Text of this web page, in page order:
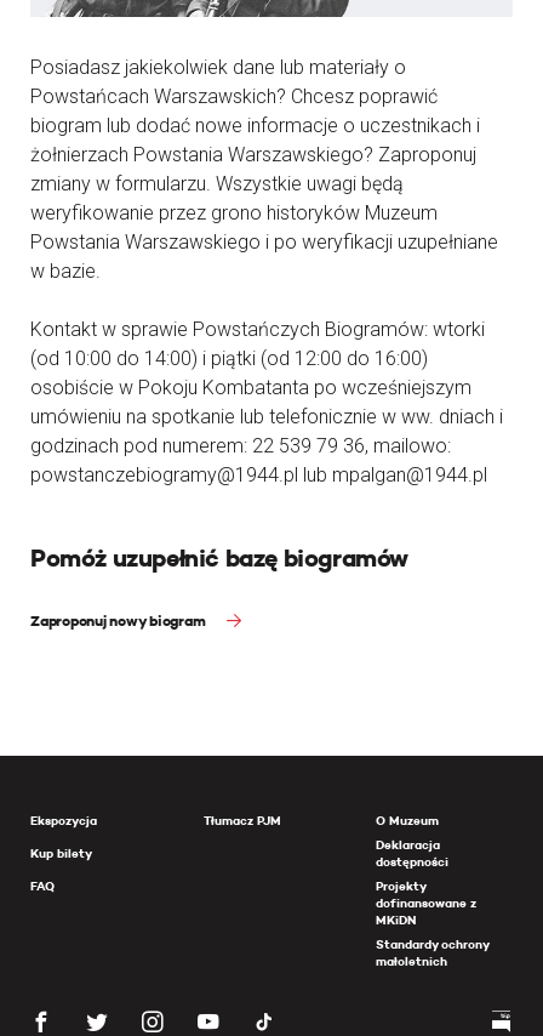
Posiadasz jakiekolwiek dane lub materiały o
Powstańcach Warszawskich? Chcesz poprawić
biogram lub dodać nowe informacje o uczestnikach i
żołnierzach Powstania Warszawskiego? Zaproponuj
zmiany w formularzu. Wszystkie uwagi będą
weryfikowanie przez grono historyków Muzeum
Powstania Warszawskiego i po weryfikacji uzupełniane
w bazie.
Kontakt w sprawie Powstańczych Biogramów: wtorki
(od 10:00 do 14:00) i piątki (od 12:00 do 16:00)
osobiście w Pokoju Kombatanta po wcześniejszym
umówieniu na spotkanie lub telefonicznie w ww. dniach i
godzinach pod numerem: 22 539 79 36, mailowo:
powstanczebiogramy@1944.pl lub mpalgan@1944.pl
Pomóż uzupełnić bazę biogramów
Zaproponuj nowy biogram
Ekspozycja
Kup bilety
FAQ
Tłumacz PJM
O Muzeum
Deklaracja
dostępności
Projekty
dofinansowane z
MKiDN
Standardy ochrony
małoletnich